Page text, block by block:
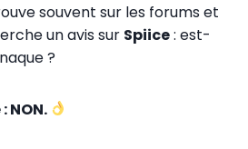
souvent sur les forums et
un avis sur Spiice: est-
?
NON.